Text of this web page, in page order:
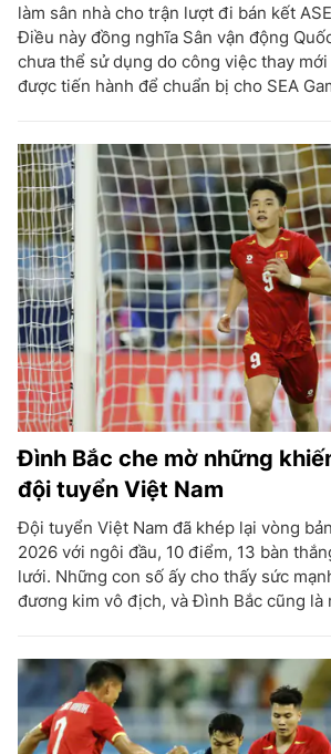
làm sân nhà cho trận lượt đi bán kết
Điều này đồng nghĩa Sân vận động
chưa thể sử dụng do công việc thay
được tiến hành để chuẩn bị cho SEA
Đình Bắc che mờ những
đội tuyển Việt Nam
Đội tuyển Việt Nam đã khép lại vòng
2026 với ngôi đầu, 10 điểm, 13 bàn
lưới. Những con số ấy cho thấy sức
đương kim vô địch, và Đình Bắc cũng là